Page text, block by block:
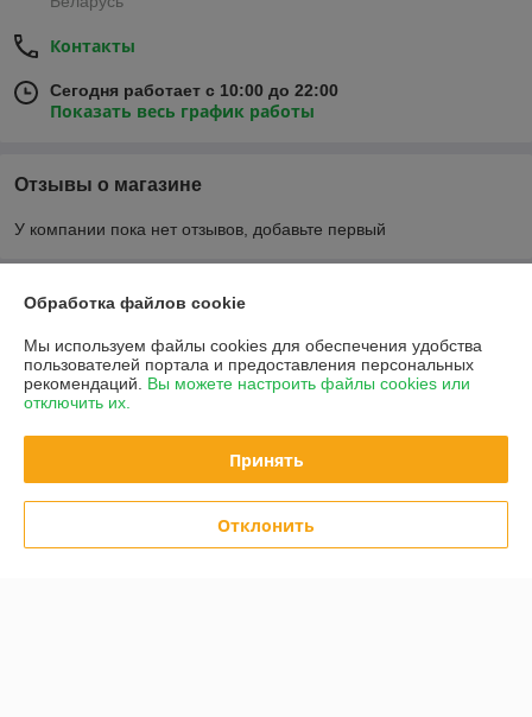
Контакты
Сегодня работает с 10:00 до 22:00
Показать весь график работы
Отзывы о магазине
У компании пока нет отзывов, добавьте первый
О нас
Контакты
Доставка и оплата
Обработка файлов cookie
Мы используем файлы cookies для обеспечения удобства
пользователей портала и предоставления персональных
рекомендаций. Вы можете настроить файлы cookies или
отключить их.
Принять
Отклонить